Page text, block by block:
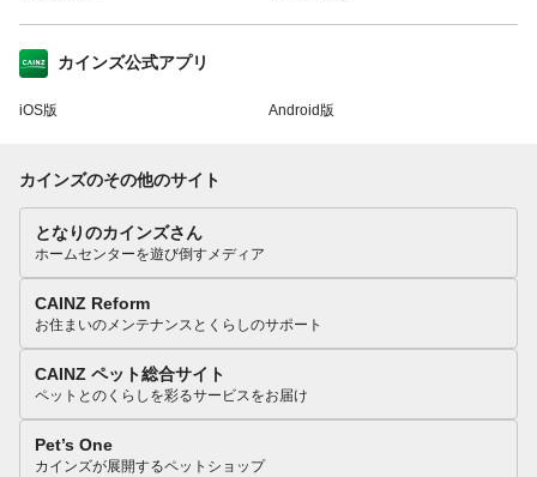
カインズ公式アプリ
iOS版 Android版
カインズのその他のサイト
となりのカインズさん
ホームセンターを遊び倒すメディア
CAINZ Reform
お住まいのメンテナンスとくらしのサポート
CAINZ ペット総合サイト
ペットとのくらしを彩るサービスをお届け
Pet’s One
カインズが展開するペットショップ